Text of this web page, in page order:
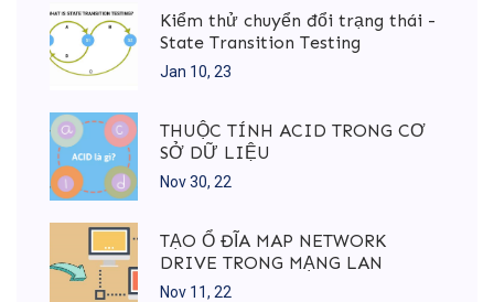
Kiểm thử chuyển đổi trạng thái -
State Transition Testing
Jan 10, 23
THUỘC TÍNH ACID TRONG CƠ
SỞ DỮ LIỆU
Nov 30, 22
TẠO Ổ ĐĨA MAP NETWORK
DRIVE TRONG MẠNG LAN
Nov 11, 22